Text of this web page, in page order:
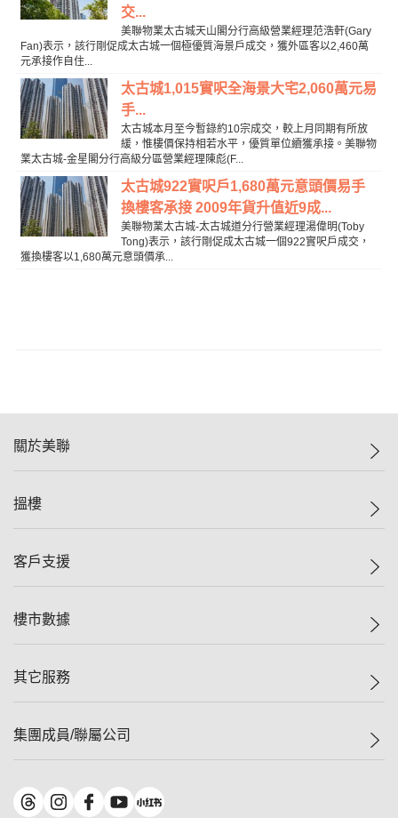
交...
美聯物業太古城天山閣分行高級營業經理范浩軒(Gary
Fan)表示，該行剛促成太古城一個極優質海景戶成交，獲外區客以2,460萬
元承接作自住...
太古城1,015實呎全海景大宅2,060萬元易
手...
太古城本月至今暫錄約10宗成交，較上月同期有所放
緩，惟樓價保持相若水平，優質單位續獲承接。美聯物
業太古城-金星閣分行高級分區營業經理陳彪(F...
太古城922實呎戶1,680萬元意頭價易手
換樓客承接 2009年貨升值近9成...
美聯物業太古城-太古城道分行營業經理湯偉明(Toby
Tong)表示，該行剛促成太古城一個922實呎戶成交，
獲換樓客以1,680萬元意頭價承...
關於美聯
美聯集團
人才招募
搵樓
一手新盤
減價
美聯豪宅
獨家樓盤
租盤
客戶支援
自助放盤
查詢熱線
按揭計算機
負擔能力計算機
轉按計算機
繳款方式
樓市數據
樓價指數
歷史成交
屋苑成交排行榜
其它服務
屋苑專頁
美聯精英會
集團成員/聯屬公司
美聯物業
鋑聯控股*